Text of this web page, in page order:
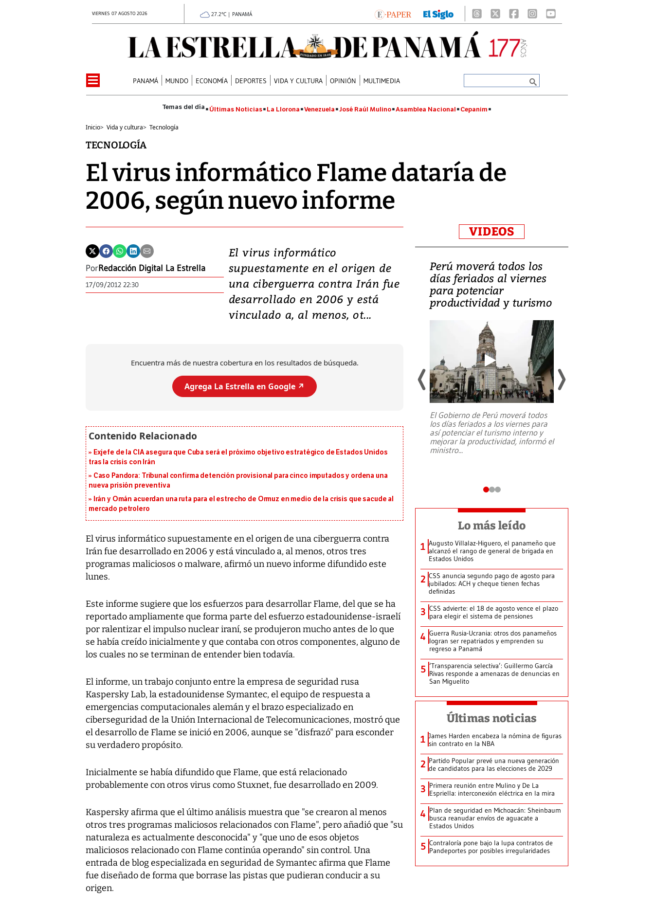
VIERNES 07 AGOSTO 2026 27.2°C | PANAMÁ
PANAMÁ MUNDO ECONOMÍA DEPORTES VIDA Y CULTURA OPINIÓN MULTIMEDIA
Últimas Noticias La Llorona Venezuela José Raúl Mulino Asamblea Nacional Cepanim
Inicio> Vida y cultura> Tecnología
TECNOLOGÍA
El virus informático Flame dataría de
2006, según nuevo informe
PorRedacción Digital La Estrella
17/09/2012 22:30
El virus informático
supuestamente en el origen de
una ciberguerra contra Irán fue
desarrollado en 2006 y está
vinculado a, al menos, ot...
Encuentra más de nuestra cobertura en los resultados de búsqueda.
Agrega La Estrella en Google ↗️
Exjefe de la CIA asegura que Cuba será el próximo objetivo estratégico de Estados Unidos
tras la crisis con Irán
Caso Pandora: Tribunal confirma detención provisional para cinco imputados y ordena una
nueva prisión preventiva
Irán y Omán acuerdan una ruta para el estrecho de Ormuz en medio de la crisis que sacude al
mercado petrolero
El virus informático supuestamente en el origen de una ciberguerra contra
Irán fue desarrollado en 2006 y está vinculado a, al menos, otros tres
programas maliciosos o malware, afirmó un nuevo informe difundido este
lunes.
Este informe sugiere que los esfuerzos para desarrollar Flame, del que se ha
reportado ampliamente que forma parte del esfuerzo estadounidense-israelí
por ralentizar el impulso nuclear iraní, se produjeron mucho antes de lo que
se había creído inicialmente y que contaba con otros componentes, alguno de
los cuales no se terminan de entender bien todavía.
El informe, un trabajo conjunto entre la empresa de seguridad rusa
Kaspersky Lab, la estadounidense Symantec, el equipo de respuesta a
emergencias computacionales alemán y el brazo especializado en
ciberseguridad de la Unión Internacional de Telecomunicaciones, mostró que
el desarrollo de Flame se inició en 2006, aunque se "disfrazó" para esconder
su verdadero propósito.
Inicialmente se había difundido que Flame, que está relacionado
probablemente con otros virus como Stuxnet, fue desarrollado en 2009.
Kaspersky afirma que el último análisis muestra que "se crearon al menos
otros tres programas maliciosos relacionados con Flame", pero añadió que "su
naturaleza es actualmente desconocida" y "que uno de esos objetos
maliciosos relacionado con Flame continúa operando" sin control. Una
entrada de blog especializada en seguridad de Symantec afirma que Flame
fue diseñado de forma que borrase las pistas que pudieran conducir a su
origen.
VIDEOS
Video: Lula lanza su
candidatura con
promesas de inversión
en defensa, educación y
tierras raras
Entre recuerdos y escuetas
da Silva, oficializó este domingo su
Perú moverá todos los
días feriados al viernes
para potenciar
productividad y turismo
El Gobierno de Perú moverá todos
los días feriados a los viernes para
así potenciar el turismo interno y
mejorar la productividad, informó el
ministro...
Lo más leído
1 Augusto Villalaz-Higuero, el panameño que
alcanzó el rango de general de brigada en
Estados Unidos
2 CSS anuncia segundo pago de agosto para
jubilados: ACH y cheque tienen fechas
definidas
3 CSS advierte: el 18 de agosto vence el plazo
para elegir el sistema de pensiones
4 Guerra Rusia-Ucrania: otros dos panameños
logran ser repatriados y emprenden su
regreso a Panamá
5 ‘Transparencia selectiva’: Guillermo García
Rivas responde a amenazas de denuncias en
San Miguelito
Últimas noticias
1 James Harden encabeza la nómina de figuras
sin contrato en la NBA
2 Partido Popular prevé una nueva generación
de candidatos para las elecciones de 2029
3 Primera reunión entre Mulino y De La
Espriella: interconexión eléctrica en la mira
4 Plan de seguridad en Michoacán: Sheinbaum
busca reanudar envíos de aguacate a
Estados Unidos
5 Contraloría pone bajo la lupa contratos de
Pandeportes por posibles irregularidades